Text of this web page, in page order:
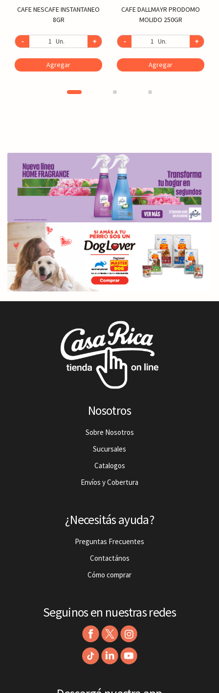
CAFE NESCAFE INSTANTANEO
8GR
- Un. +
Agregar
CAFE DALLMAYR PRODOMO
MOLIDO 250GR
- Un. +
Agregar
Nosotros
Sobre Nosotros
Sucursales
Catalogos
Envíos y Cobertura
¿Necesitás ayuda?
Preguntas Frecuentes
Contactános
Cómo comprar
Seguinos en nuestras redes